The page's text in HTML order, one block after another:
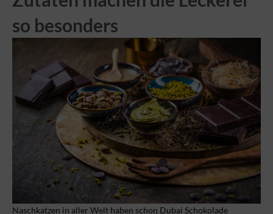
so besonders
Naschkatzen in aller Welt haben schon Dubai Schokolade